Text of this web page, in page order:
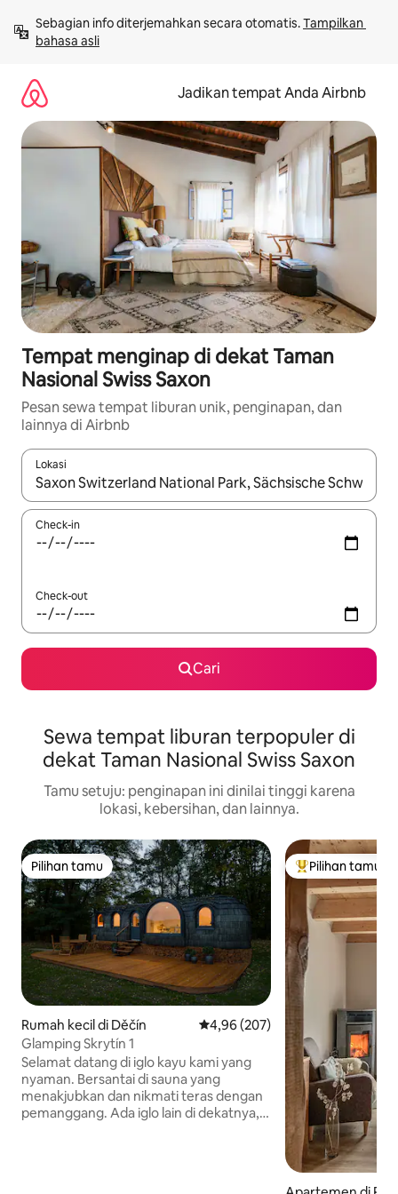
langsung
lihat
Sebagian info diterjemahkan secara otomatis. Tampilkan
bahasa asli
Jadikan tempat Anda Airbnb
Tempat menginap di dekat Taman
Nasional Swiss Saxon
Pesan sewa tempat liburan unik, penginapan, dan
lainnya di Airbnb
Lokasi
Jika hasil yang dicari tersedia, telusuri dengan tombol panah
Check-in
Check-out
Cari
Sewa tempat liburan terpopuler di
dekat Taman Nasional Swiss Saxon
Tamu setuju: penginapan ini dinilai tinggi karena
lokasi, kebersihan, dan lainnya.
Pilihan tamu
Pilihan tamu
Rumah kecil di Děčín Nilai rata-rata 4,96 dari 5, 207
4,96 (207)
Glamping Skrytín 1
Selamat datang di iglo kayu kami yang
nyaman. Bersantai di sauna yang
menakjubkan dan nikmati teras dengan
pemanggang. Ada iglo lain di dekatnya,
Pilihan tamu
Pilihan tamu